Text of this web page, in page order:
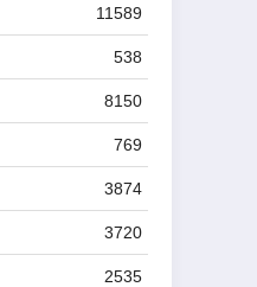
11589
538
8150
769
3874
3720
2535